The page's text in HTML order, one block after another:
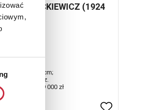
JACKIEWICZ (1924
132 x 99 cm;
p. d.: Jackiewicz.
35 000 - 39 000 zł